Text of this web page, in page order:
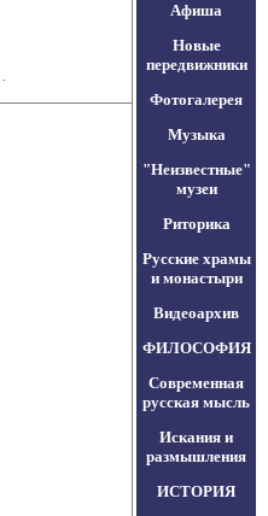
Афиша
Новые
передвижники
Фотогалерея
Музыка
"Неизвестные"
музеи
Риторика
Русские храмы
и монастыри
Видеоархив
ФИЛОСОФИЯ
Современная
русская мысль
Искания и
размышления
ИСТОРИЯ